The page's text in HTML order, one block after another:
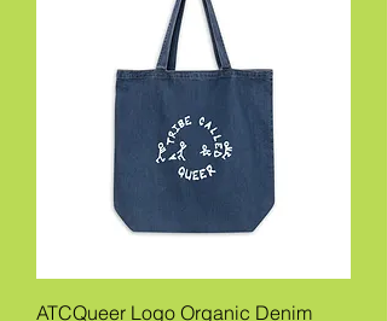
ATCQueer Logo Organic Denim